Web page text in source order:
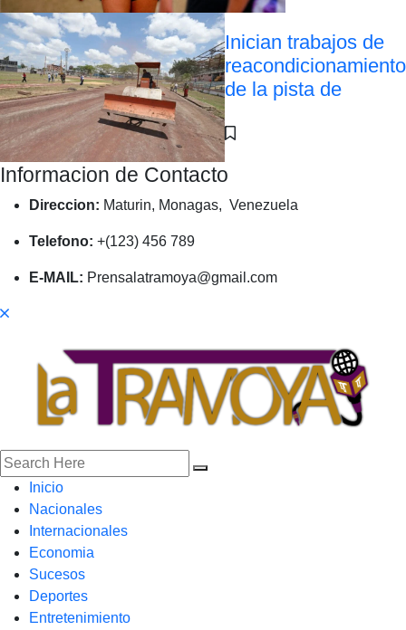
Inician trabajos de
reacondicionamiento
de la pista de
Informacion de Contacto
Direccion: Maturin, Monagas, Venezuela
Telefono: +(123) 456 789
E-MAIL: Prensalatramoya@gmail.com
Inicio
Nacionales
Internacionales
Economia
Sucesos
Deportes
Entretenimiento